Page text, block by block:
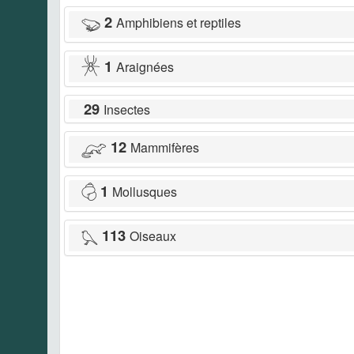
2 Amphibiens et reptiles
1 Araignées
29 Insectes
12 Mammifères
1 Mollusques
113 Oiseaux